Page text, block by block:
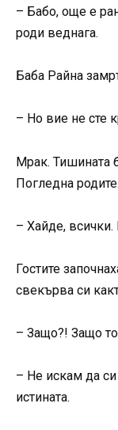
– Бабо, още е
роди веднага.
Баба Райна
– Но вие не сте
Мрак. Тишината
Погледна
– Хайде,
Гостите
свекърва си
– Защо?! Защо
– Не искам да си
истината.